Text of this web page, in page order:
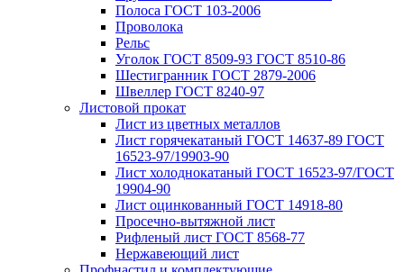
Полоса ГОСТ 103-2006
Проволока
Рельс
Уголок ГОСТ 8509-93 ГОСТ 8510-86
Шестигранник ГОСТ 2879-2006
Швеллер ГОСТ 8240-97
Листовой прокат
Лист из цветных металлов
Лист горячекатаный ГОСТ 14637-89 ГОСТ
16523-97/19903-90
Лист холоднокатаный ГОСТ 16523-97/ГОСТ
19904-90
Лист оцинкованный ГОСТ 14918-80
Просечно-вытяжной лист
Рифленый лист ГОСТ 8568-77
Нержавеющий лист